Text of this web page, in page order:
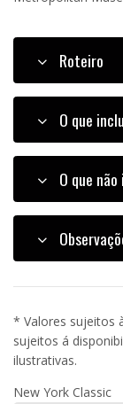
Roteiro
O que
O que
* Valores sujeitos
sujeitos á
ilustrativas.
New York Classic